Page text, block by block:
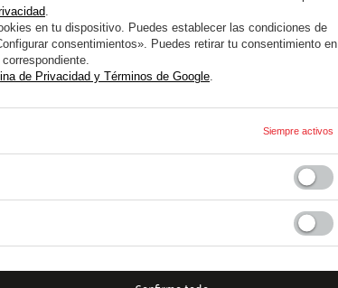
el
las
.
en tu dispositivo. Puedes establecer las condiciones de
consentimientos». Puedes retirar tu consentimiento en
de Privacidad y Términos de Google.
Siempre activos